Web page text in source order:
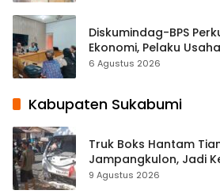
Diskumindag-BPS
Ekonomi, Pelaku
Terbuka Beri Data
6 Agustus 2026
Kabupaten Sukabumi
Truk Boks Hantam
Jampangkulon, Jadi
Titik yang Sama
9 Agustus 2026